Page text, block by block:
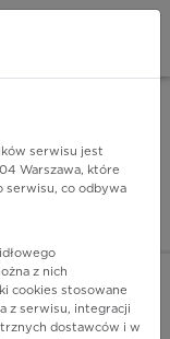
serwisu jest
Warszawa, które
serwisu, co odbywa
z nich
cookies stosowane
z serwisu, integracji
dostawców i w
INSTALUJ